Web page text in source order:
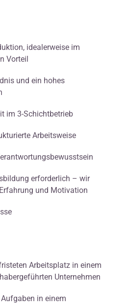
idealerweise im
Vorteil
und ein hohes
im 3-Schichtbetrieb
Arbeitsweise
erforderlich – wir
und Motivation
Arbeitsplatz in einem
Unternehmen
in einem